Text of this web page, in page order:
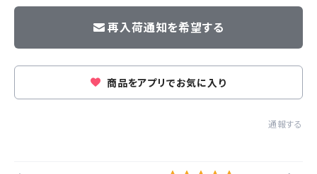
再入荷通知を希望する
商品をアプリでお気に入り
通報する